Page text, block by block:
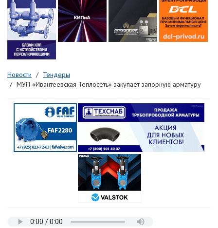
Новости
Тендеры
МУП «Ивантеевская Теплосеть» закупает запорную арматуру